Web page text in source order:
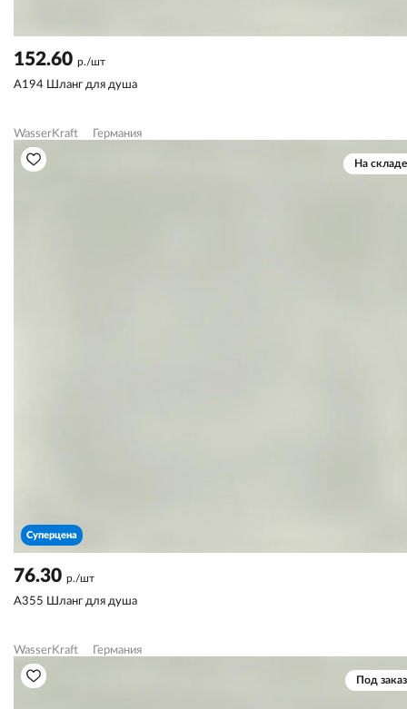
152.60 р./шт
A194 Шланг для душа
WasserKraft Германия
На складе
Суперцена
76.30 р./шт
A355 Шланг для душа
WasserKraft Германия
Под заказ